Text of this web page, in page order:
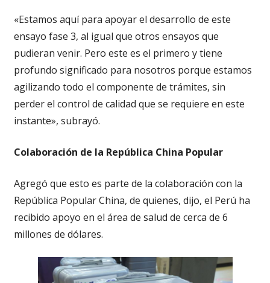
«Estamos aquí para apoyar el desarrollo de este
ensayo fase 3, al igual que otros ensayos que
pudieran venir. Pero este es el primero y tiene
profundo significado para nosotros porque estamos
agilizando todo el componente de trámites, sin
perder el control de calidad que se requiere en este
instante», subrayó.
Colaboración de la República China Popular
Agregó que esto es parte de la colaboración con la
República Popular China, de quienes, dijo, el Perú ha
recibido apoyo en el área de salud de cerca de 6
millones de dólares.